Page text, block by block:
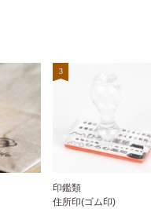
印鑑類
住所印(ゴム印)